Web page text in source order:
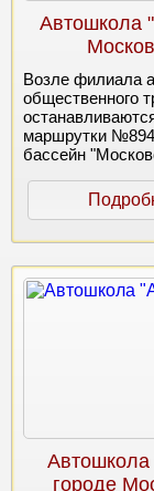
Автошкола
Возле филиала
общественного
маршрутки
бассейн
городе